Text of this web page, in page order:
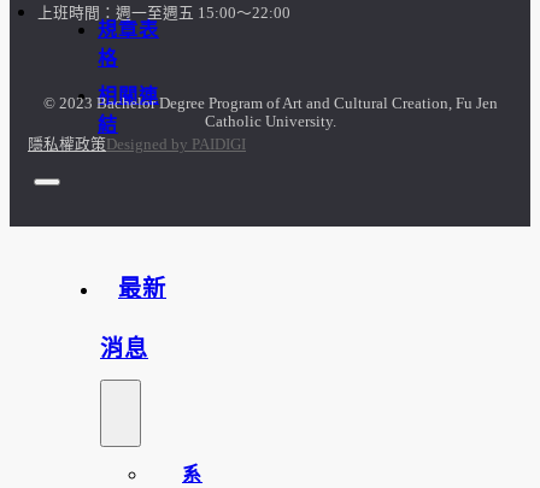
規章表
格
相關連
結
最新
消息
系
上班時間：週一至週五 15:00～22:00
© 2023 Bachelor Degree Program of Art and Cultural Creation, Fu Jen
Catholic University.
隱私權政策Designed by PAIDIGI